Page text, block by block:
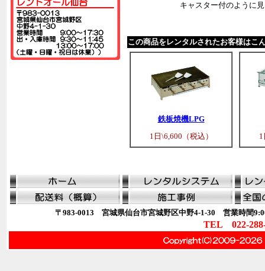
キャスター付のように
この商品をレンタルされたお客様はこ
鉄板焼機LPG
1日\6,600（税込）
〒983-0013 宮城県仙台市宮城野区中野4-1-30 営業時間
TEL 022-